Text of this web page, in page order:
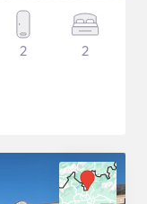
2 2